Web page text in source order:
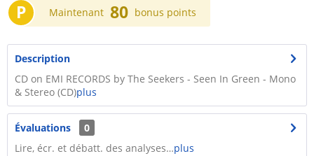
P Maintenant 80 bonus points
Description
CD on EMI RECORDS by The Seekers - Seen In Green - Mono
& Stereo (CD)plus
Évaluations
0
Lire, écr. et débatt. des analyses…plus